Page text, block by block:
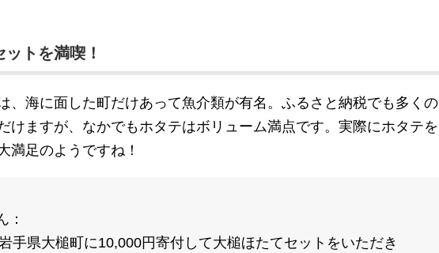
トを満喫！
、海に面した町だけあって魚介類が有名。ふるさと納税でも多くの
けますが、なかでもホタテはボリューム満点です。実際にホタテを
満足のようですね！
：
手県大槌町に10,000円寄付して大槌ほたてセットをいただき